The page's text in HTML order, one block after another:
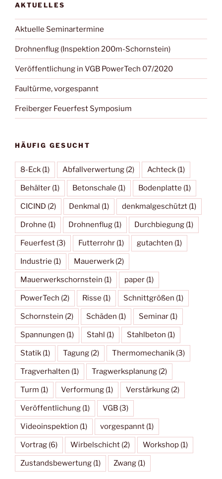
AKTUELLES
Aktuelle Seminartermine
Drohnenflug (Inspektion 200m-Schornstein)
Veröffentlichung in VGB PowerTech 07/2020
Faultürme, vorgespannt
Freiberger Feuerfest Symposium
HÄUFIG GESUCHT
8-Eck (1) Abfallverwertung (2) Achteck (1)
Behälter (1) Betonschale (1) Bodenplatte (1)
CICIND (2) Denkmal (1) denkmalgeschützt (1)
Drohne (1) Drohnenflug (1) Durchbiegung (1)
Feuerfest (3) Futterrohr (1) gutachten (1)
Industrie (1) Mauerwerk (2)
Mauerwerkschornstein (1) paper (1)
PowerTech (2) Risse (1) Schnittgrößen (1)
Schornstein (2) Schäden (1) Seminar (1)
Spannungen (1) Stahl (1) Stahlbeton (1)
Statik (1) Tagung (2) Thermomechanik (3)
Tragverhalten (1) Tragwerksplanung (2)
Turm (1) Verformung (1) Verstärkung (2)
Veröffentlichung (1) VGB (3)
Videoinspektion (1) vorgespannt (1)
Vortrag (6) Wirbelschicht (2) Workshop (1)
Zustandsbewertung (1) Zwang (1)